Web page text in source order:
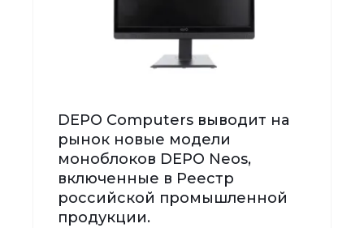
DEPO Computers выводит на
рынок новые модели
моноблоков DEPO Neos,
включенные в Реестр
российской промышленной
продукции.